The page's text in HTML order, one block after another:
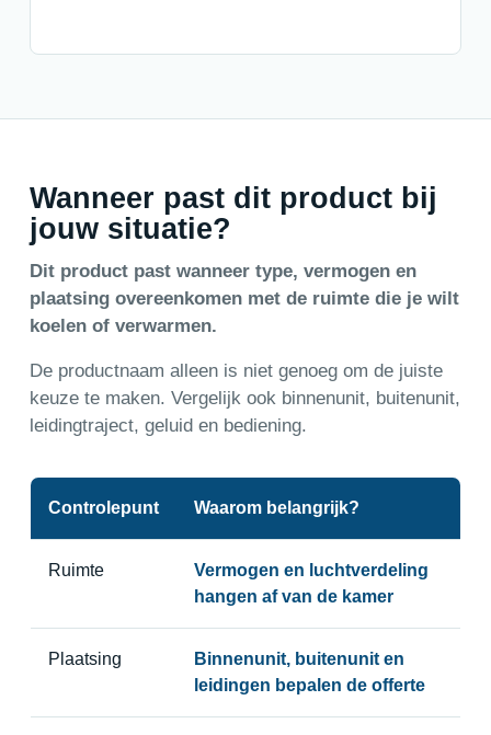
Wanneer past dit product bij
jouw situatie?
Dit product past wanneer type, vermogen en
plaatsing overeenkomen met de ruimte die je wilt
koelen of verwarmen.
De productnaam alleen is niet genoeg om de juiste
keuze te maken. Vergelijk ook binnenunit, buitenunit,
leidingtraject, geluid en bediening.
Controlepunt Waarom belangrijk?
Ruimte
Vermogen en luchtverdeling
hangen af van de kamer
Plaatsing
Binnenunit, buitenunit en
leidingen bepalen de offerte